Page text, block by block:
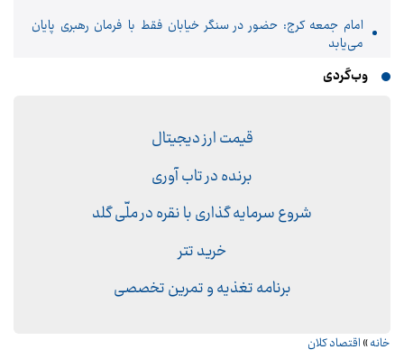
امام جمعه کرج: حضور در سنگر خیابان فقط با فرمان رهبری پایان
می‌یابد
وب‌گردی
قیمت ارز دیجیتال
برنده در تاب آوری
شروع سرمایه گذاری با نقره در ملّی گلد
خرید تتر
برنامه تغذیه و تمرین تخصصی